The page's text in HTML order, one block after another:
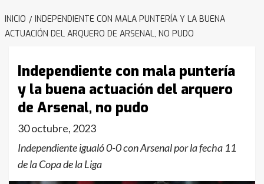
INICIO
INDEPENDIENTE CON MALA PUNTERÍA Y LA BUENA
ACTUACIÓN DEL ARQUERO DE ARSENAL, NO PUDO
Independiente con mala puntería
y la buena actuación del arquero
de Arsenal, no pudo
30 octubre, 2023
Independiente igualó 0-0 con Arsenal por la fecha 11
de la Copa de la Liga